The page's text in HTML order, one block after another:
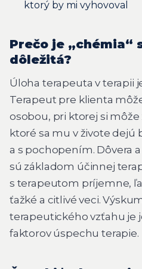
ktorý by mi vyhovoval
Prečo je „chémia“
dôležitá?
Úloha terapeuta v terapii
Terapeut pre klienta
osobou, pri ktorej si môže
ktoré sa mu v živote dejú
a s pochopením. Dôvera
sú základom účinnej
s terapeutom príjemne,
ťažké a citlivé veci.
terapeutického vzťahu je
faktorov úspechu terapie.